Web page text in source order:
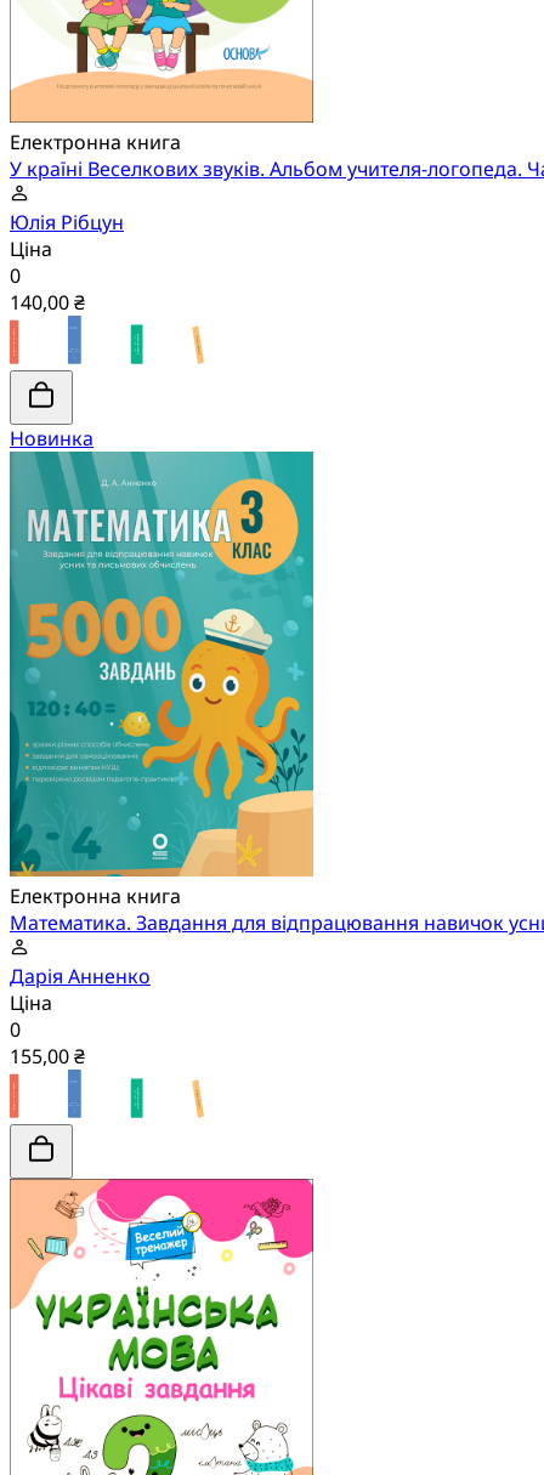
Електронна книга
У країні Веселкових звуків. Альбом учителя-логопеда.
Юлія Рібцун
Ціна
0
140,00 ₴
Новинка
Електронна книга
Математика. Завдання для відпрацювання навичок
Дарія Анненко
Ціна
0
155,00 ₴